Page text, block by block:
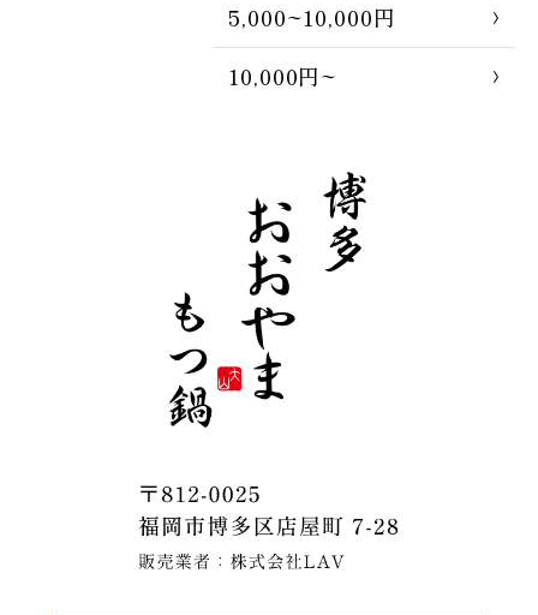
5,000~10,000円
10,000円~